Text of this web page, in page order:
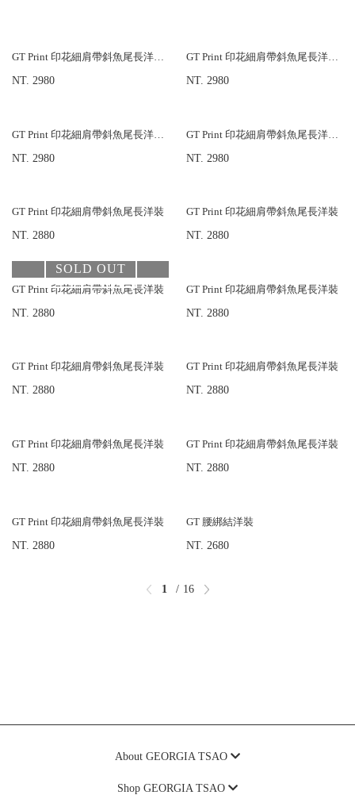
GT Print 印花細肩帶斜魚尾長洋裝-加長版
NT. 2980
GT Print 印花細肩帶斜魚尾長洋裝-加長版
NT. 2980
NT. 2980
GT Print 印花細肩帶斜魚尾長洋裝-加長版
NT. 2980
GT Print 印花細肩帶斜魚尾長洋裝
NT. 2880
GT Print 印花細肩帶斜魚尾長洋裝
NT. 2880
SOLD OUT
GT Print 印花細肩帶斜魚尾長洋裝
NT. 2880
GT Print 印花細肩帶斜魚尾長洋裝
NT. 2880
GT Print 印花細肩帶斜魚尾長洋裝
NT. 2880
GT Print 印花細肩帶斜魚尾長洋裝
NT. 2880
GT Print 印花細肩帶斜魚尾長洋裝
NT. 2880
GT Print 印花細肩帶斜魚尾長洋裝
NT. 2880
GT Print 印花細肩帶斜魚尾長洋裝
NT. 2880
GT 腰綁結洋裝
NT. 2680
1 16
About GEORGIA TSAO
Shop GEORGIA TSAO